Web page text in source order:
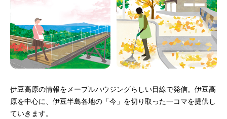
伊豆高原の情報をメープルハウジングらしい目線で発信。 伊豆高
原を中心に、伊豆半島各地の「今」を切り取った一コマを提供し
ていきます。